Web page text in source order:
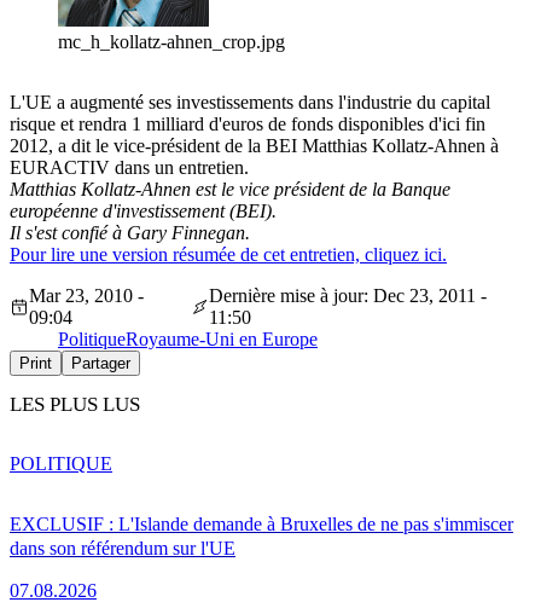
mc_h_kollatz-ahnen_crop.jpg
L'UE a augmenté ses investissements dans l'industrie du capital
risque et rendra 1 milliard d'euros de fonds disponibles d'ici fin
2012, a dit le vice-président de la BEI Matthias Kollatz-Ahnen à
EURACTIV dans un entretien.
Matthias Kollatz-Ahnen est le vice président de la Banque
européenne d'investissement (BEI).
Il s'est confié à Gary Finnegan.
Pour lire une version résumée de cet entretien, cliquez ici.
Mar 23, 2010 -
09:04
Dernière mise à jour: Dec 23, 2011 -
11:50
PolitiqueRoyaume-Uni en Europe
Print Partager
LES PLUS LUS
EXCLUSIF : L'Islande demande à Bruxelles de ne pas s'immiscer
dans son référendum sur l'UE
07.08.2026
POLITIQUE